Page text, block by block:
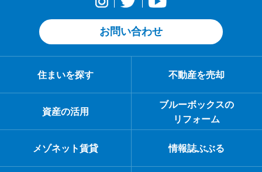
お問い合わせ
住まいを探す 不動産を売却
資産の活用
ブルーボックスの
リフォーム
メゾネット賃貸 情報誌ぶぶる